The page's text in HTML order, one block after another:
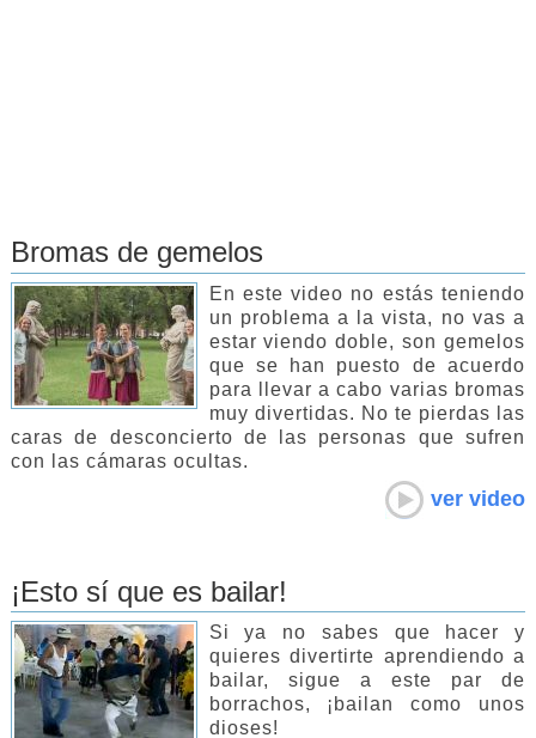
Bromas de gemelos
En este video no estás teniendo
un problema a la vista, no vas a
estar viendo doble, son gemelos
que se han puesto de acuerdo
para llevar a cabo varias bromas
muy divertidas. No te pierdas las
caras de desconcierto de las personas que sufren
con las cámaras ocultas.
ver video
¡Esto sí que es bailar!
Si ya no sabes que hacer y
quieres divertirte aprendiendo a
bailar, sigue a este par de
borrachos, ¡bailan como unos
dioses!